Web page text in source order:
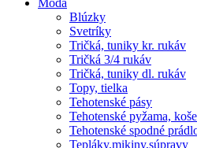
Blúzky
Svetríky
Tričká, tuniky kr. rukáv
Tričká 3/4 rukáv
Tričká, tuniky dl. rukáv
Topy, tielka
Tehotenské pásy
Tehotenské pyžama,
Tehotenské spodné
Tepláky,mikiny,súpravy